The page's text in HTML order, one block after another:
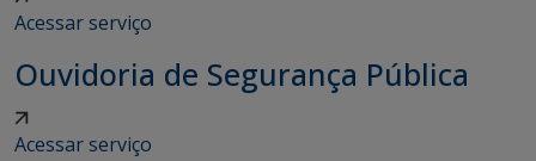
Acessar serviço
Ouvidoria de Segurança Pública
Acessar serviço